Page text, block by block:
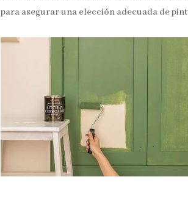
para asegurar una elección adecuada de